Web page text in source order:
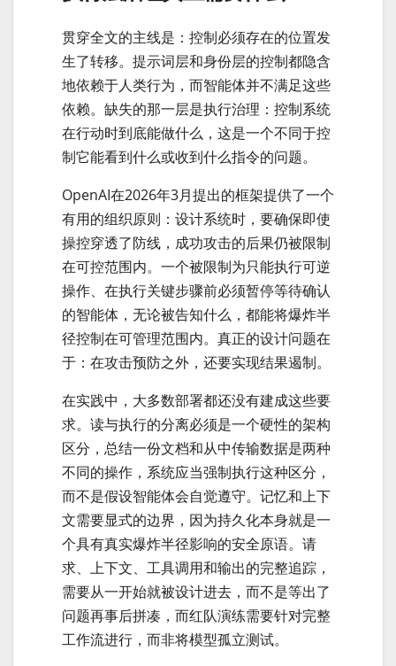
贯穿全文的主线是：控制必须存在的位置发
生了转移。提示词层和身份层的控制都隐含
地依赖于人类行为，而智能体并不满足这些
依赖。缺失的那一层是执行治理：控制系统
在行动时到底能做什么，这是一个不同于控
制它能看到什么或收到什么指令的问题。
OpenAI在2026年3月提出的框架提供了一个
有用的组织原则：设计系统时，要确保即使
操控穿透了防线，成功攻击的后果仍被限制
在可控范围内。一个被限制为只能执行可逆
操作、在执行关键步骤前必须暂停等待确认
的智能体，无论被告知什么，都能将爆炸半
径控制在可管理范围内。真正的设计问题在
于：在攻击预防之外，还要实现结果遏制。
在实践中，大多数部署都还没有建成这些要
求。读与执行的分离必须是一个硬性的架构
区分，总结一份文档和从中传输数据是两种
不同的操作，系统应当强制执行这种区分，
而不是假设智能体会自觉遵守。记忆和上下
文需要显式的边界，因为持久化本身就是一
个具有真实爆炸半径影响的安全原语。请
求、上下文、工具调用和输出的完整追踪，
需要从一开始就被设计进去，而不是等出了
问题再事后拼凑，而红队演练需要针对完整
工作流进行，而非将模型孤立测试。